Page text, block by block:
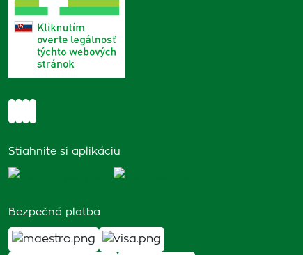
Stiahnite si aplikáciu
Bezpečná platba